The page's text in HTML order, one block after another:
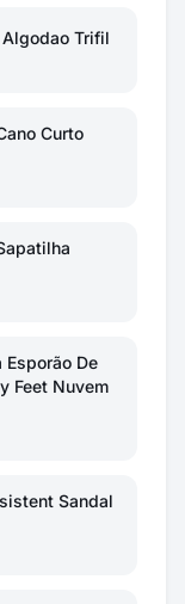
Trifil
Curto
De
Feet Nuvem
Sandal